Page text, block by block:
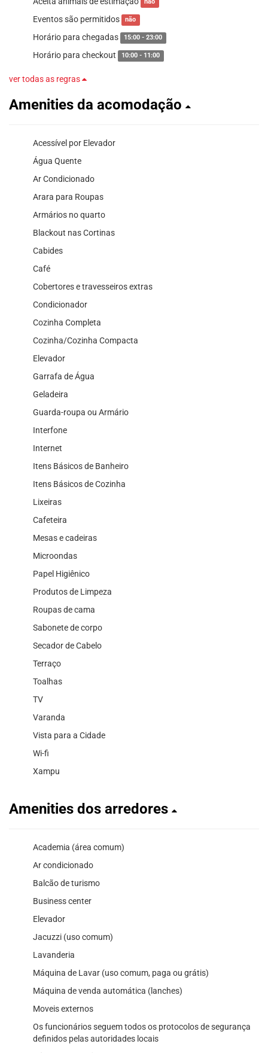
não
Eventos são permitidos não
Horário para chegadas 15:00 - 23:00
Horário para checkout 10:00 - 11:00
ver todas as regras
Amenities da acomodação
Acessível por Elevador
Água Quente
Ar Condicionado
Arara para Roupas
Armários no quarto
Blackout nas Cortinas
Cabides
Café
Cobertores e travesseiros extras
Condicionador
Cozinha Completa
Cozinha/Cozinha Compacta
Elevador
Garrafa de Água
Geladeira
Guarda-roupa ou Armário
Interfone
Internet
Itens Básicos de Banheiro
Itens Básicos de Cozinha
Lixeiras
Cafeteira
Mesas e cadeiras
Microondas
Papel Higiênico
Produtos de Limpeza
Roupas de cama
Sabonete de corpo
Secador de Cabelo
Terraço
Toalhas
TV
Varanda
Vista para a Cidade
Wi-fi
Xampu
Amenities dos arredores
Academia (área comum)
Ar condicionado
Balcão de turismo
Business center
Elevador
Jacuzzi (uso comum)
Lavanderia
Máquina de Lavar (uso comum, paga ou grátis)
Máquina de venda automática (lanches)
Moveis externos
Os funcionários seguem todos os protocolos de segurança
definidos pelas autoridades locais